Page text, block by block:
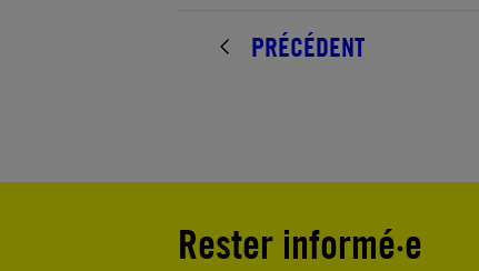
PRÉCÉDENT
Rester informé·e